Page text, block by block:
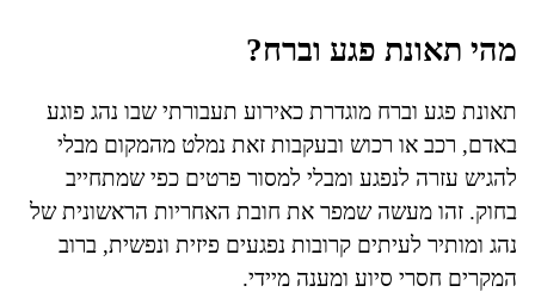
מהי תאונת פגע וברח?
תאונת פגע וברח מוגדרת כאירוע תעבורתי שבו נהג פוגע
באדם, רכב או רכוש ובעקבות זאת נמלט מהמקום מבלי
להגיש עזרה לנפגע ומבלי למסור פרטים כפי שמתחייב
בחוק. זהו מעשה שמפר את חובת האחריות הראשונית של
נהג ומותיר לעיתים קרובות נפגעים פיזית ונפשית, ברוב
המקרים חסרי סיוע ומענה מיידי.